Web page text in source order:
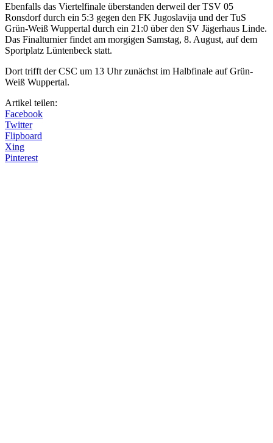
Ebenfalls das Viertelfinale überstanden derweil der TSV 05
Ronsdorf durch ein 5:3 gegen den FK Jugoslavija und der TuS
Grün-Weiß Wuppertal durch ein 21:0 über den SV Jägerhaus Linde.
Das Finalturnier findet am morgigen Samstag, 8. August, auf dem
Sportplatz Lüntenbeck statt.
Dort trifft der CSC um 13 Uhr zunächst im Halbfinale auf Grün-
Weiß Wuppertal.
Artikel teilen:
Facebook
Twitter
Flipboard
Xing
Pinterest